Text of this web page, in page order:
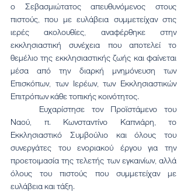
ο Σεβασμιώτατος απευθυνόμενος στους
πιστούς, που με ευλάβεια συμμετείχαν στις
ιερές ακολουθίες, αναφέρθηκε στην
εκκλησιαστική συνέχεια που αποτελεί το
θεμέλιο της εκκλησιαστικής ζωής και φαίνεται
μέσα από την διαρκή μνημόνευση των
Επισκόπων, των Ιερέων, των Εκκλησιαστικών
Επιτρόπων κάθε τοπικής κοινότητος.
Ναού, π. Κωνσταντίνο Καπνιάρη, το
Εκκλησιαστικό Συμβούλιο και όλους του
συνεργάτες του ενοριακού έργου για την
προετοιμασία της τελετής των εγκαινίων, αλλά
όλους του πιστούς που συμμετείχαν με
ευλάβεια και τάξη.